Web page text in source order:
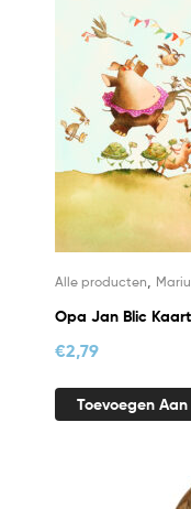
Alle producten,
Opa Jan Blic
€2,79
Toevoegen